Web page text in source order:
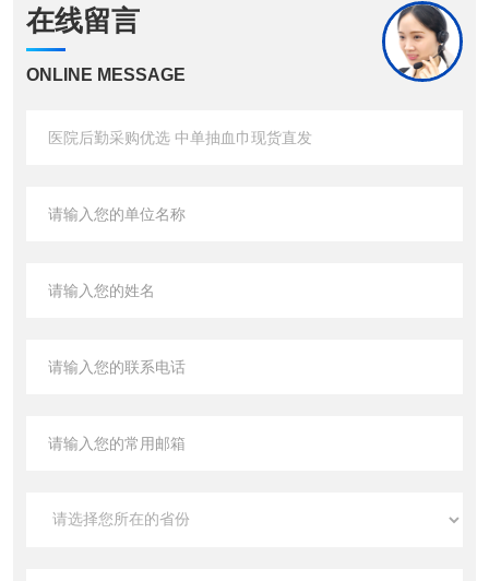
在线留言
ONLINE MESSAGE